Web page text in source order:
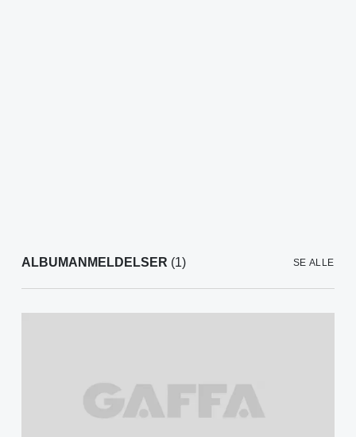
ALBUMANMELDELSER (1) SE ALLE